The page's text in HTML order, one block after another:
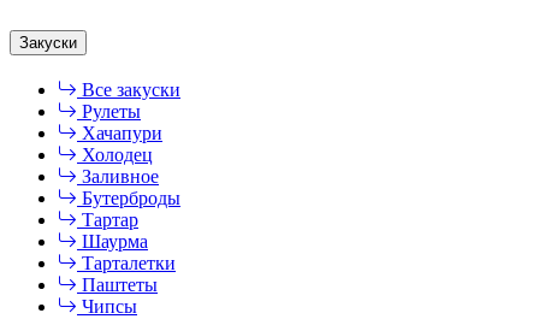
Закуски
Все закуски
Рулеты
Хачапури
Холодец
Заливное
Бутерброды
Тартар
Шаурма
Тарталетки
Паштеты
Чипсы